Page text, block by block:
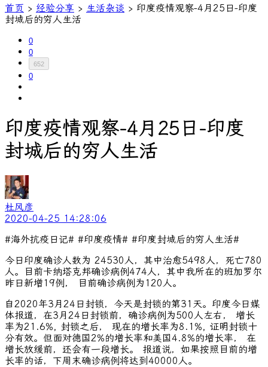
首页 › 经验分享 › 生活杂谈 › 印度疫情观察-4月25日-印度
封城后的穷人生活
0
0
652
0
印度疫情观察-4月25日-印度
封城后的穷人生活
杜风彦
2020-04-25 14:28:06
#海外抗疫日记# #印度疫情# #印度封城后的穷人生活#
今日印度确诊人数为 24530人，其中治愈5498人，死亡780
人。目前卡纳塔克邦确诊病例474人，其中我所在的班加罗尔
昨日新增19例， 目前确诊病例为120人。
自2020年3月24日封锁，今天是封锁的第31天。印度今日媒
体报道，在3月24日封锁前，确诊病例为500人左右， 增长
率为21.6%, 封锁之后， 现在的增长率为8.1%, 证明封锁十
分有效。但面对德国2%的增长率和美国4.8%的增长率， 在
增长放缓前，还会有一段增长。 报道说，如果按照目前的增
长率的话，下周末确诊病例将达到40000人。